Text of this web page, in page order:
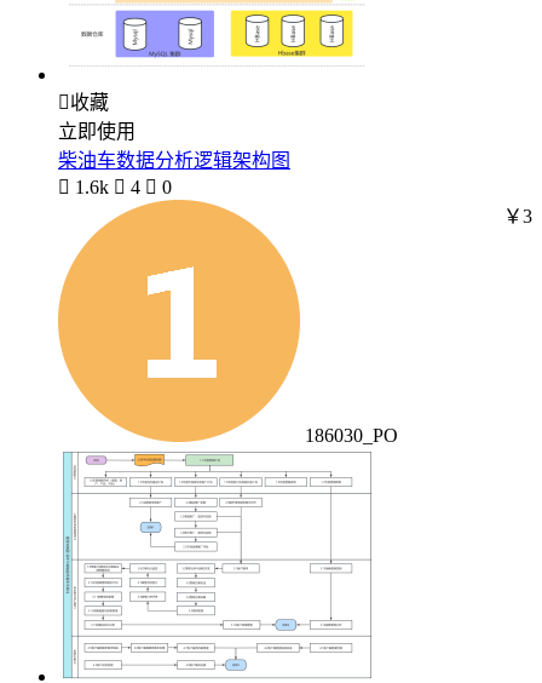
收藏
立即使用
柴油车数据分析逻辑架构图
 1.6k  4  0
186030_PO
￥3